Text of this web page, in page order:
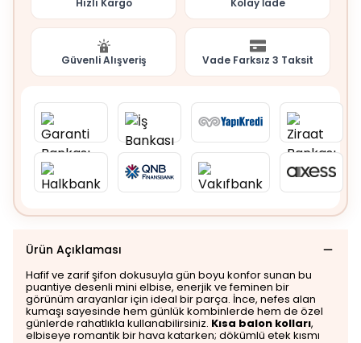
Güvenli Alışveriş Vade Farksız 3 Taksit
Ürün Açıklaması
Hafif ve zarif şifon dokusuyla gün boyu konfor sunan bu
puantiye desenli mini elbise, enerjik ve feminen bir
görünüm arayanlar için ideal bir parça. İnce, nefes alan
kumaşı sayesinde hem günlük kombinlerde hem de özel
günlerde rahatlıkla kullanabilirsiniz. Kısa balon kolları,
elbiseye romantik bir hava katarken; dökümlü etek kısmı